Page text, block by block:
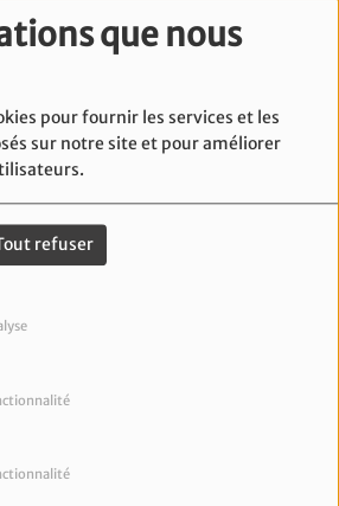
que nous
pour fournir les services et les
sur notre site et pour améliorer
refuser
12 MARS
LEV EHAD - MERCREDI
5 MARS
5 FÉVRIER